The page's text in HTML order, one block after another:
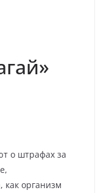
о штрафах за
организм